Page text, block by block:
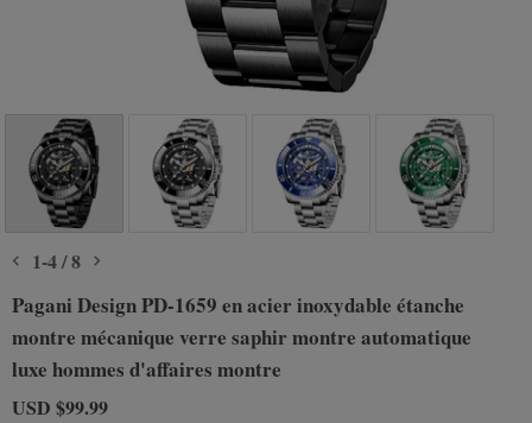
1-4/8
Pagani Design PD-1659 en acier inoxydable étanche
montre mécanique verre saphir montre automatique
luxe hommes d'affaires montre
USD $99.99